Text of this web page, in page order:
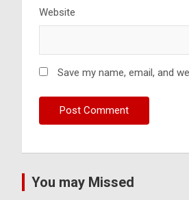
Website
Save my name, email, and
You may Missed